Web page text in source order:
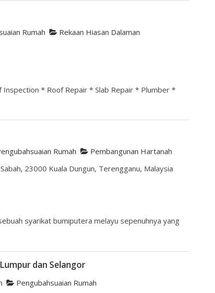
Rumah
Rekaan Hiasan Dalaman
Inspection * Roof Repair * Slab Repair * Plumber *
Rumah
Pembangunan Hartanah
23000 Kuala Dungun, Terengganu, Malaysia
syarikat bumiputera melayu sepenuhnya yang
dan Selangor
Pengubahsuaian Rumah